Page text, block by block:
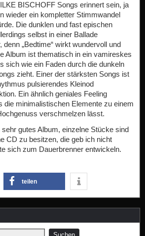
BISCHOFF Songs erinnert sein, ja
wieder ein kompletter Stimmwandel
Die dunklen und fast epischen
selbst in einer Ballade
denn „Bedtime“ wirkt wundervoll und
Album ist thematisch in ein vamireskes
sich wie ein Faden durch die dunkeln
zieht. Einer der stärksten Songs ist
pulsierendes Kleinod
Ein ähnlich geniales Feeling
die minimalistischen Elemente zu einem
verschmelzen lässt.
gutes Album, einzelne Stücke sind
CD zu besitzen, die geb ich nicht
sich zum Dauerbrenner entwickeln.
teilen